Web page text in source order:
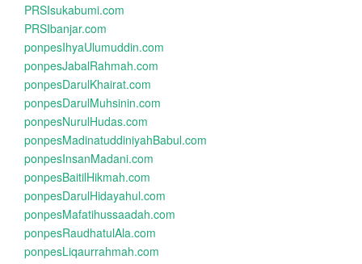
PRSIsukabumi.com
PRSIbanjar.com
ponpesIhyaUlumuddin.com
ponpesJabalRahmah.com
ponpesDarulKhairat.com
ponpesDarulMuhsinin.com
ponpesNurulHudas.com
ponpesMadinatuddiniyahBabul.com
ponpesInsanMadani.com
ponpesBaitilHikmah.com
ponpesDarulHidayahul.com
ponpesMafatihussaadah.com
ponpesRaudhatulAla.com
ponpesLiqaurrahmah.com